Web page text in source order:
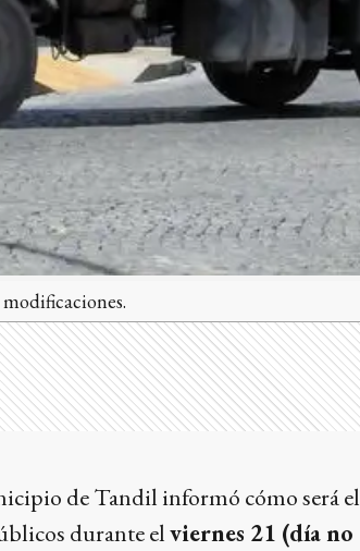
de Tandil informó cómo será el
durante elviernes 21 (día no